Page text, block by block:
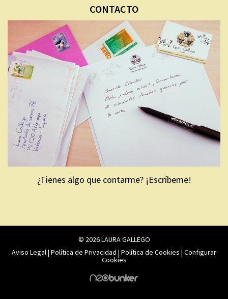
CONTACTO
¿Tienes algo que contarme? ¡Escríbeme!
© 2026 LAURA GALLEGO
Aviso Legal| Política de Privacidad | Política de Cookies | Configurar
Cookies